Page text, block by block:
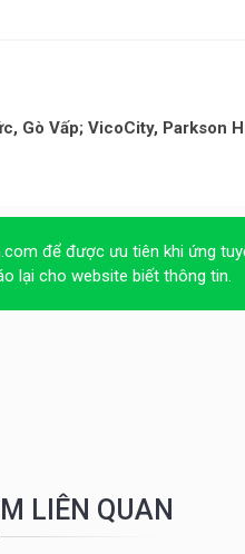
Gò Vấp; VicoCity, Parkson
để được ưu tiên khi ứng
lại cho website biết thông tin.
LIÊN QUAN